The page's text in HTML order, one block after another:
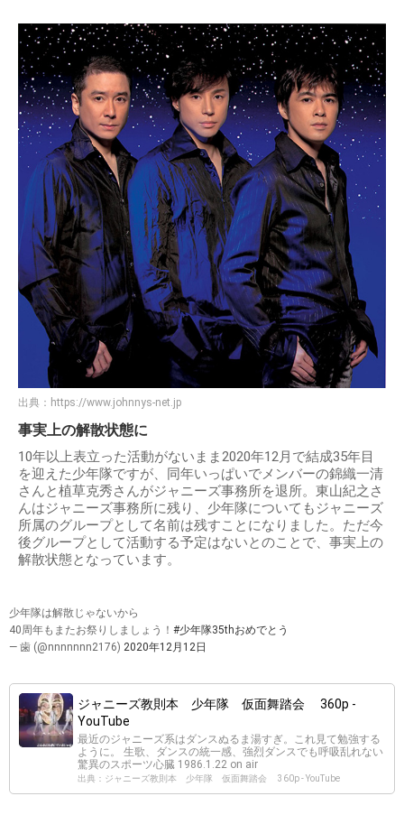
出典： https://www.johnnys-net.jp
事実上の解散状態に
10年以上表立った活動がないまま2020年12月で結成35年目
を迎えた少年隊ですが、同年いっぱいでメンバーの錦織一清
さんと植草克秀さんがジャニーズ事務所を退所。東山紀之さ
んはジャニーズ事務所に残り、少年隊についてもジャニーズ
所属のグループとして名前は残すことになりました。ただ今
後グループとして活動する予定はないとのことで、事実上の
解散状態となっています。
少年隊は解散じゃないから
40周年もまたお祭りしましょう！ #少年隊35thおめでとう
— 歯 (@nnnnnnn2176) 2020年12月12日
ジャニーズ教則本 少年隊 仮面舞踏会 360p -
YouTube
最近のジャニーズ系はダンスぬるま湯すぎ。これ見て勉強する
ように。 生歌、ダンスの統一感、強烈ダンスでも呼吸乱れない
驚異のスポーツ心臓 1986.1.22 on air
出典：ジャニーズ教則本 少年隊 仮面舞踏会 360p - YouTube